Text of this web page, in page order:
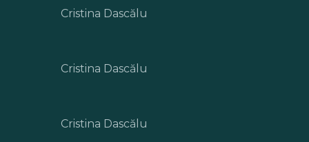
Cristina Dascălu
Cristina Dascălu
Cristina Dascălu